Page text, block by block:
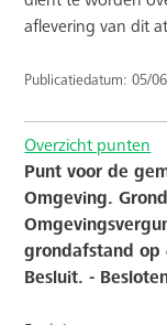
aflevering van dit
Publicatiedatum: 05/
Overzicht punten
Punt voor de
Omgeving.
grondafstand op
Besluit. -